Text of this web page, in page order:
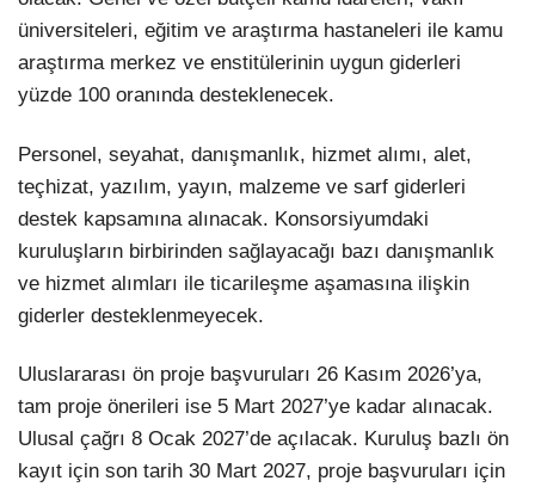
üniversiteleri, eğitim ve araştırma hastaneleri ile kamu
araştırma merkez ve enstitülerinin uygun giderleri
yüzde 100 oranında desteklenecek.
Personel, seyahat, danışmanlık, hizmet alımı, alet,
teçhizat, yazılım, yayın, malzeme ve sarf giderleri
destek kapsamına alınacak. Konsorsiyumdaki
kuruluşların birbirinden sağlayacağı bazı danışmanlık
ve hizmet alımları ile ticarileşme aşamasına ilişkin
giderler desteklenmeyecek.
Uluslararası ön proje başvuruları 26 Kasım 2026’ya,
tam proje önerileri ise 5 Mart 2027’ye kadar alınacak.
Ulusal çağrı 8 Ocak 2027’de açılacak. Kuruluş bazlı ön
kayıt için son tarih 30 Mart 2027, proje başvuruları için